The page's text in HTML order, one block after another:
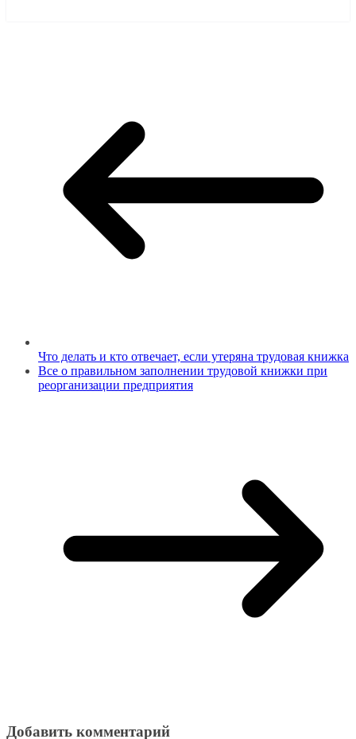
Что делать и кто отвечает, если утеряна трудовая книжка
Все о правильном заполнении трудовой книжки при
реорганизации предприятия
Добавить комментарий